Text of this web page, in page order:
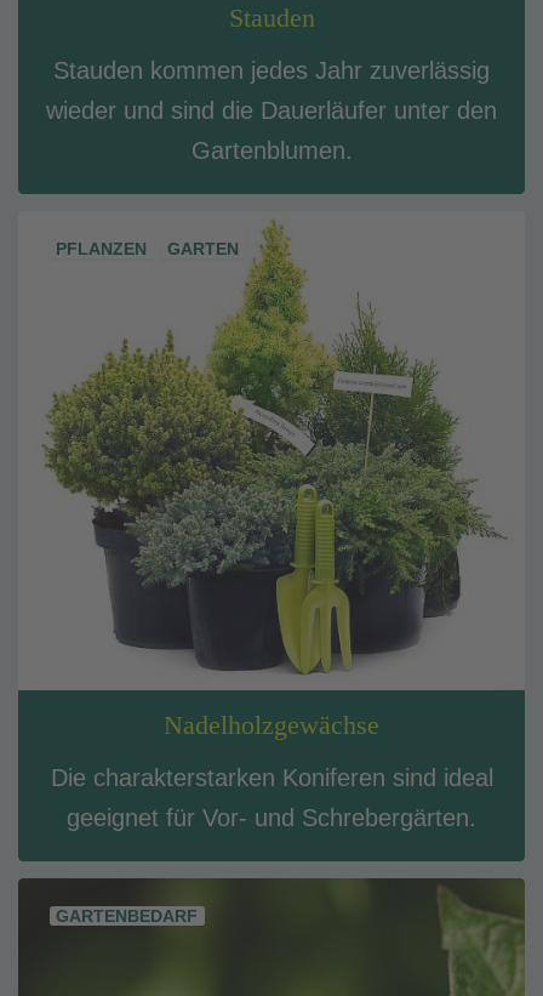
Stauden
Stauden kommen jedes Jahr zuverlässig
wieder und sind die Dauerläufer unter den
Gartenblumen.
PFLANZEN GARTEN
Nadelholzgewächse
Die charakterstarken Koniferen sind ideal
geeignet für Vor- und Schrebergärten.
GARTENBEDARF